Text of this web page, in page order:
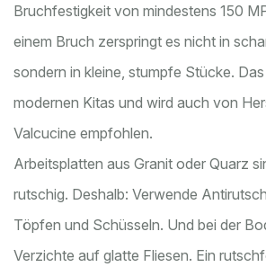
Bruchfestigkeit von mindestens 150
einem Bruch zerspringt es nicht in
sondern in kleine, stumpfe Stücke.
modernen Kitas und wird auch von
Valcucine empfohlen.
Arbeitsplatten aus Granit oder Quarz
rutschig. Deshalb: Verwende
Töpfen und Schüsseln. Und bei der
Verzichte auf glatte Fliesen. Ein